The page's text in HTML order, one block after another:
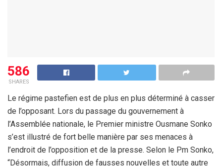
586
SHARES
Le régime pastefien est de plus en plus déterminé à casser
de l’opposant. Lors du passage du gouvernement à
l’Assemblée nationale, le Premier ministre Ousmane Sonko
s’est illustré de fort belle manière par ses menaces à
l’endroit de l’opposition et de la presse. Selon le Pm Sonko,
“Désormais, diffusion de fausses nouvelles et toute autre